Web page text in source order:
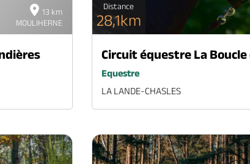
13 km
MOULIHERNE
Distance
28,1km
Circuit équestre La Boucle
Equestre
LA LANDE-CHASLES